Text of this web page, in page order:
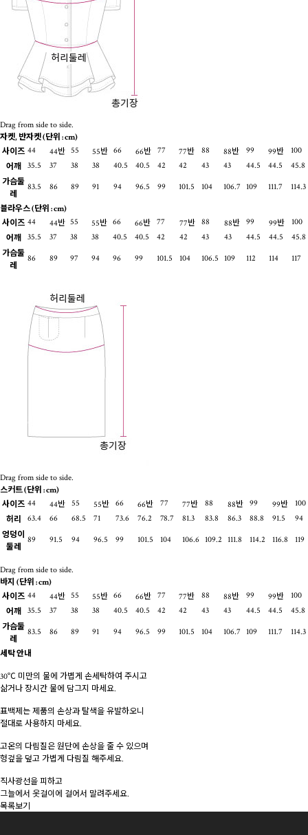
Drag from side to side.
자켓, 반자켓(단위 : cm)
사이즈 44 44반 55 55반 66 66반 77 77반 88 88반 99 99반
100
어깨
35.5 37 38 38 40.5 40.5 42 42 43 43 44.5 44.5
45.8
가슴둘
레
83.5 86 89 91 94 96.5 99 101.5 104 106.7 109 111.7 114.3
블라우스(단위 : cm)
사이즈 44 44반 55 55반 66 66반 77 77반 88 88반 99 99반
100
어깨
35.5 37 38 38 40.5 40.5 42 42 43 43 44.5 44.5
45.8
가슴둘
레
86 89 97 94 96 99 101.5 104 106.5 109 112 114 117
Drag from side to side.
스커트(단위 : cm)
사이즈 44 44반 55 55반 66 66반 77 77반 88 88반 99 99반
100
허리
63.4 66 68.5 71 73.6 76.2 78.7 81.3 83.8 86.3 88.8 91.5
94
엉덩이
둘레
89 91.5 94 96.5 99 101.5 104 106.6 109.2 111.8 114.2 116.8 119
Drag from side to side.
바지 (단위 : cm)
사이즈 44 44반 55 55반 66 66반 77 77반 88 88반 99 99반
100
어깨
35.5 37 38 38 40.5 40.5 42 42 43 43 44.5 44.5
45.8
가슴둘
레
83.5 86 89 91 94 96.5 99 101.5 104 106.7 109 111.7 114.3
세탁 안내
30℃ 미만의 물에 가볍게 손세탁하여 주시고
삶거나 장시간 물에 담그지 마세요.
표백제는 제품의 손상과 탈색을 유발하오니
절대로 사용하지 마세요.
고온의 다림질은 원단에 손상을 줄 수 있으며
헝겊을 덮고 가볍게 다림질 해주세요.
직사광선을 피하고
그늘에서 옷걸이에 걸어서 말려주세요.
목록보기